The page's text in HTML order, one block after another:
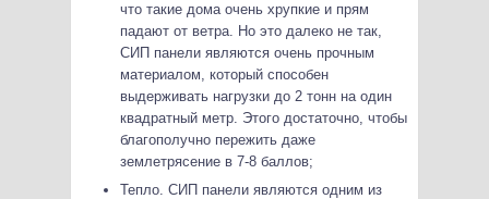
что такие дома очень хрупкие и прям
падают от ветра. Но это далеко не так,
СИП панели являются очень прочным
материалом, который способен
выдерживать нагрузки до 2 тонн на один
квадратный метр. Этого достаточно, чтобы
благополучно пережить даже
землетрясение в 7-8 баллов;
Тепло. СИП панели являются одним из